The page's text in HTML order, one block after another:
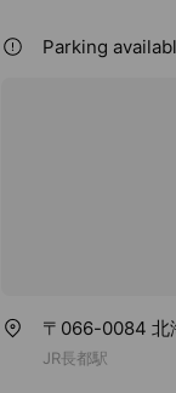
Parking
〒066-0084 北
JR長都駅